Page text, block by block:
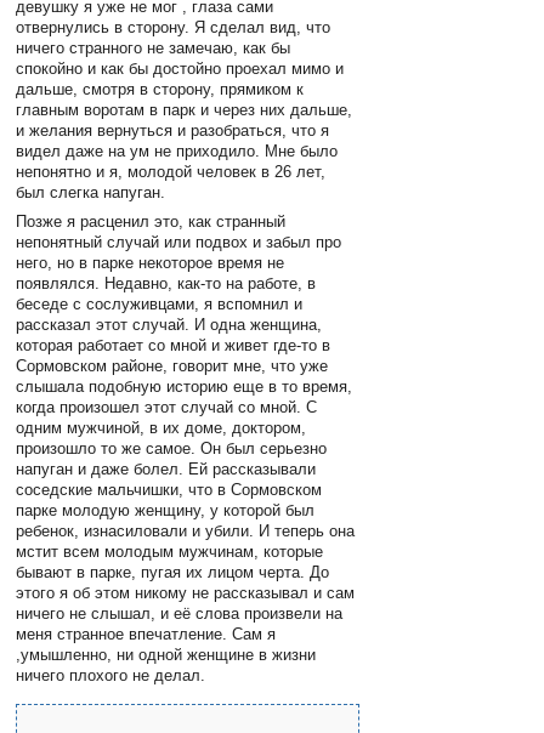
девушку я уже не мог , глаза сами
отвернулись в сторону. Я сделал вид, что
ничего странного не замечаю, как бы
спокойно и как бы достойно проехал мимо и
дальше, смотря в сторону, прямиком к
главным воротам в парк и через них дальше,
и желания вернуться и разобраться, что я
видел даже на ум не приходило. Мне было
непонятно и я, молодой человек в 26 лет,
был слегка напуган.
Позже я расценил это, как странный
непонятный случай или подвох и забыл про
него, но в парке некоторое время не
появлялся. Недавно, как-то на работе, в
беседе с сослуживцами, я вспомнил и
рассказал этот случай. И одна женщина,
которая работает со мной и живет где-то в
Сормовском районе, говорит мне, что уже
слышала подобную историю еще в то время,
когда произошел этот случай со мной. С
одним мужчиной, в их доме, доктором,
произошло то же самое. Он был серьезно
напуган и даже болел. Ей рассказывали
соседские мальчишки, что в Сормовском
парке молодую женщину, у которой был
ребенок, изнасиловали и убили. И теперь она
мстит всем молодым мужчинам, которые
бывают в парке, пугая их лицом черта. До
этого я об этом никому не рассказывал и сам
ничего не слышал, и её слова произвели на
меня странное впечатление. Сам я
,умышленно, ни одной женщине в жизни
ничего плохого не делал.